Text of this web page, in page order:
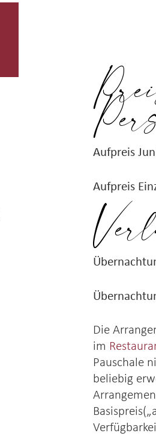
Aufpreis
Aufpreis
Die
im
Pauschale
beliebig